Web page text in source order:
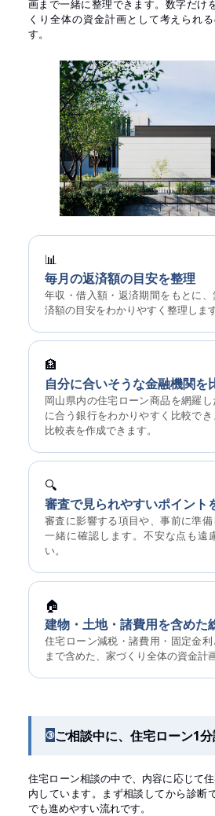
画まで一緒に整理できます。数字だけ
くり全体の資金計画として考えられ
す。
📊
毎月の返済額の目安を整理
年収・借入額・返済期間をもとに
済額の目安をわかりやすく整理します
🏦
自分に合いそうな金融機関を
岡山県内の住宅ローン商品を網羅
に合う銀行をわかりやすく比較で
比較表を作成できます。
🔍
審査で見られやすいポイント
審査に影響する項目や、事前に準
一緒に確認します。不安な点も遠
い。
🏠
建物・土地・諸費用を含めた
住宅ローン減税・諸費用・固定金
まで含めた、家づくり全体の資金計
③ご相談中に、住宅ローン1
住宅ローン相談の中で、内容に応じて
内しています。まず相談してから診断
でも進めやすい流れです。